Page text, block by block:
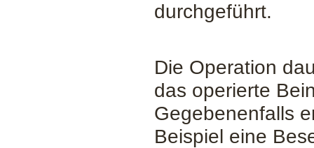
durchgeführt.
Die Operation
das operierte
Gegebenenfalls
Beispiel eine